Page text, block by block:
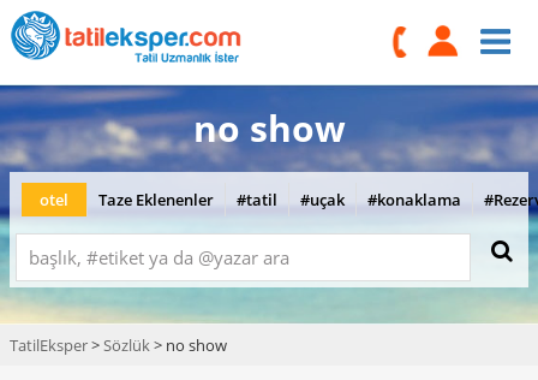
no show
otel Taze Eklenenler #tatil #uçak #konaklama
TatilEksper>Sözlük> no show